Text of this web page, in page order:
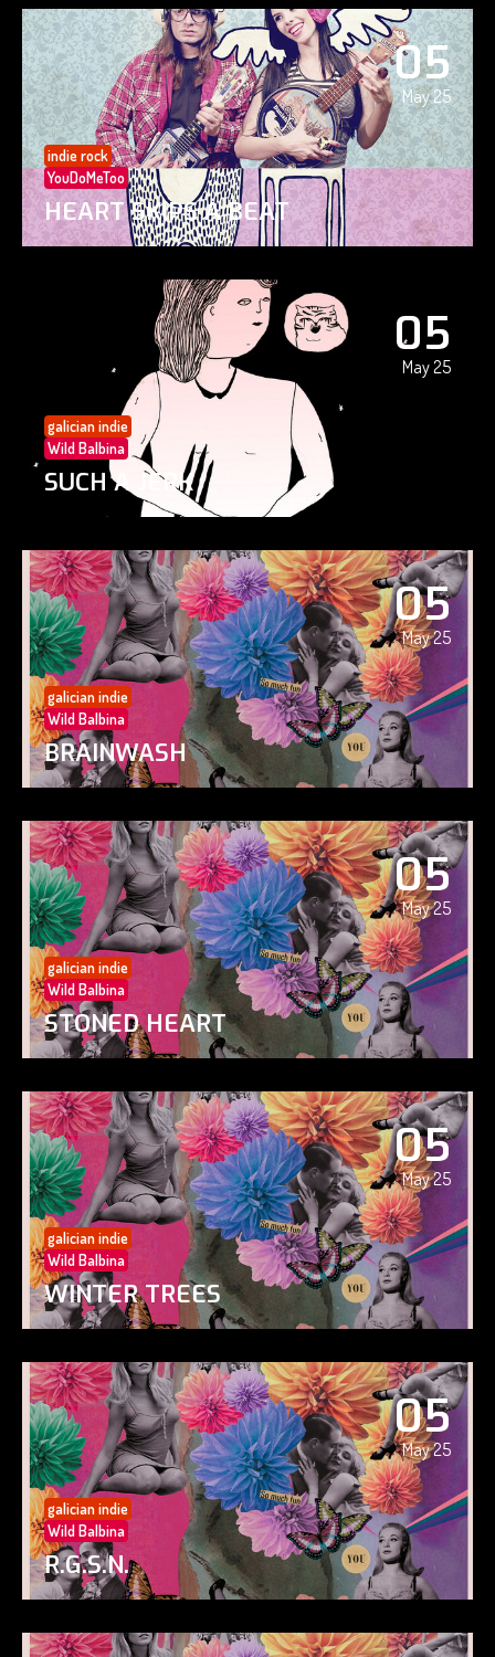
05
May 25
indie rock
YouDoMeToo
HEART SKIPS A BEAT
05
May 25
galician indie
Wild Balbina
SUCH A JERK
05
May 25
galician indie
Wild Balbina
BRAINWASH
05
May 25
galician indie
Wild Balbina
STONED HEART
05
May 25
galician indie
Wild Balbina
WINTER TREES
05
May 25
galician indie
Wild Balbina
R.G.S.N.